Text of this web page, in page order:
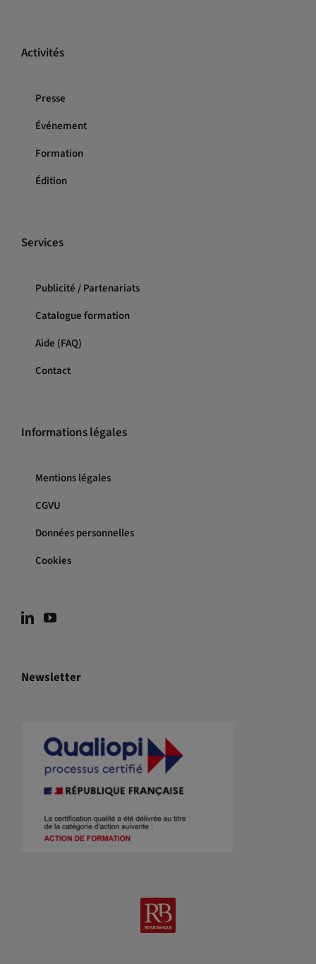
Activités
Presse
Événement
Formation
Édition
Services
Publicité / Partenariats
Catalogue formation
Aide (FAQ)
Contact
Informations légales
Mentions légales
CGVU
Données personnelles
Cookies
Newsletter